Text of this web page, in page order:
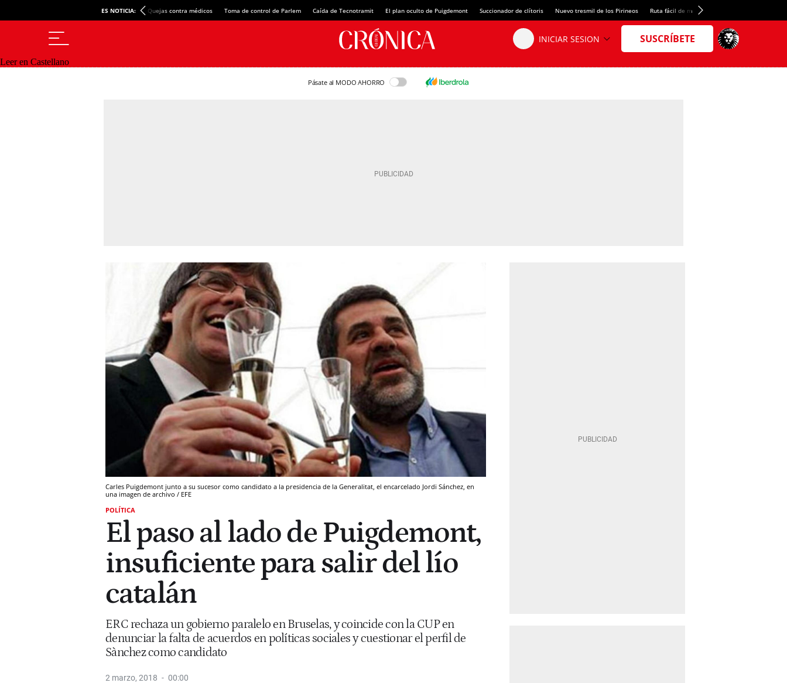
ES NOTICIA: Quejas contra médicos Toma de control de Parlem Caída de Tecnotramit El plan oculto de Puigdemont Succionador de clítoris Nuevo tresmil de los Pirineos Ruta fácil de montaña
Leer en Castellano
Pásate al MODO AHORRO
Carles Puigdemont junto a su sucesor como candidato a la presidencia de la Generalitat, el encarcelado Jordi Sánchez, en
una imagen de archivo / EFE
POLÍTICA
El paso al lado de Puigdemont,
insuficiente para salir del lío
catalán
ERC rechaza un gobierno paralelo en Bruselas, y coincide con la CUP en
denunciar la falta de acuerdos en políticas sociales y cuestionar el perfil de
Sànchez como candidato
2 marzo, 2018 00:00